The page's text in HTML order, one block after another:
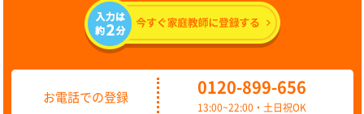
お電話での登録
0120-899-656
13:00~22:00・土日祝OK